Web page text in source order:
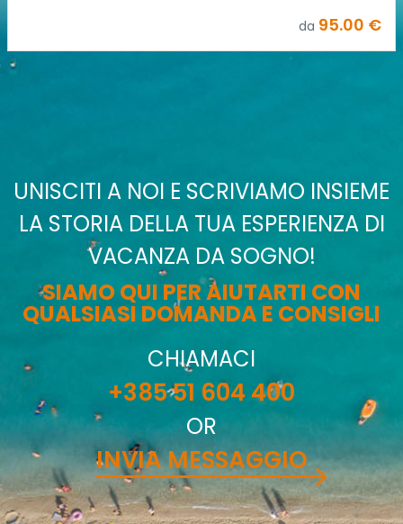
da 95.00 €
UNISCITI A NOI E SCRIVIAMO INSIEME
LA STORIA DELLA TUA ESPERIENZA DI
VACANZA DA SOGNO!
SIAMO QUI PER AIUTARTI CON
QUALSIASI DOMANDA E CONSIGLI
CHIAMACI
+385 51 604 400
OR
INVIA MESSAGGIO